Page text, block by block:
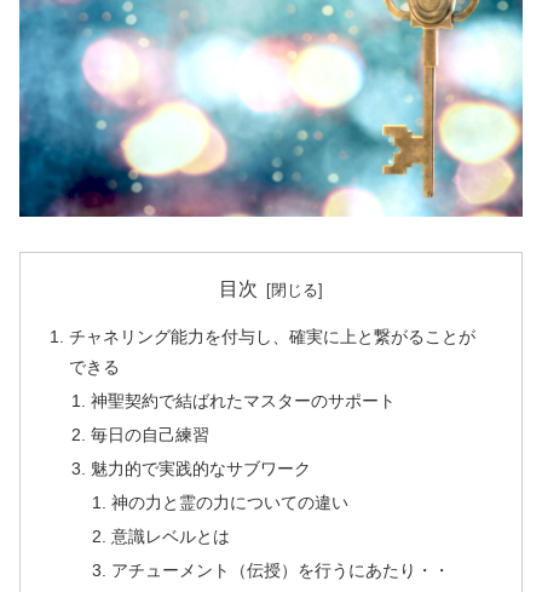
目次
チャネリング能力を付与し、確実に上と繋がることが
できる
神聖契約で結ばれたマスターのサポート
毎日の自己練習
魅力的で実践的なサブワーク
神の力と霊の力についての違い
意識レベルとは
アチューメント（伝授）を行うにあたり・・